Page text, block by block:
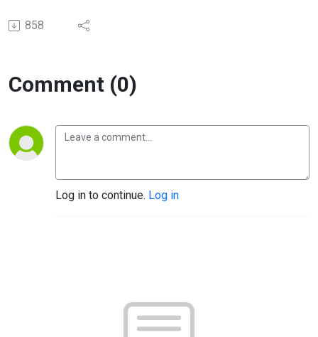
858
Comment (0)
Log in to continue. Log in